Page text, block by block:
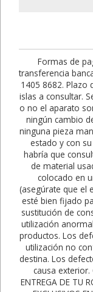
Formas de
transferencia
1405 8682. Plazo
islas a consultar.
o no el aparato
ningún cambio
ninguna pieza
estado y con
habría que
de material
colocado en
(asegúrate que el
esté bien fijado
sustitución de
utilización
productos. Los
utilización no
destina. Los
causa exterior.
ENTREGA DE TU